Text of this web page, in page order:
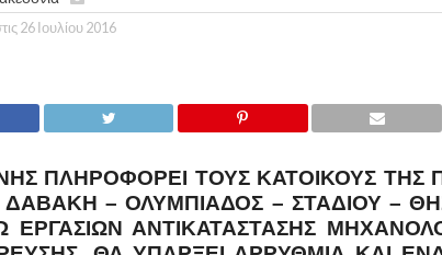
26 Ιουλίου 2016
ΠΛΗΡΟΦΟΡΕΊ ΤΟΥΣ ΚΑΤΟΊΚΟΥΣ ΤΗΣ
ΔΑΒΆΚΗ – ΟΛΥΜΠΙΆΔΟΣ – ΣΤΑΔΊΟΥ –
ΕΡΓΑΣΙΏΝ ΑΝΤΙΚΑΤΆΣΤΑΣΗΣ